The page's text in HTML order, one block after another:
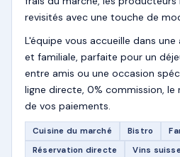
revisités avec une touche de
L'équipe vous accueille dans
et familiale, parfaite pour un
entre amis ou une occasion
ligne directe, 0% commission, le
de vos paiements.
Cuisine du marché Bistro
Réservation directe
Vins